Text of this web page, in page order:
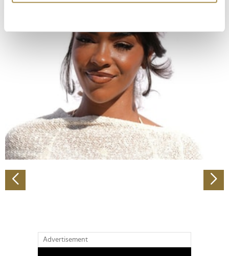
erfassen, welche bis auf einige Meter genau sein
bestimmten Merkmalen (Fingerprinting) identifizieren
Erfahren Sie mehr darüber, wie Ihre persönlichen Daten
verarbeitet werden, und legen Sie Ihre Präferenzen im
Abschnitt Einzelheitenfest.
Wir verwenden Cookies, um Inhalte und Anzeigen zu
personalisieren, Funktionen für soziale Medien anbieten
zu können und die Zugriffe auf unsere Website zu
analysieren. Außerdem geben wir Informationen zu Ihrer
Verwendung unserer Website an unsere Partner für
Partner führen diese Informationen möglicherweise mit
weiteren Daten zusammen, die Sie ihnen bereitgestellt
Advertisement